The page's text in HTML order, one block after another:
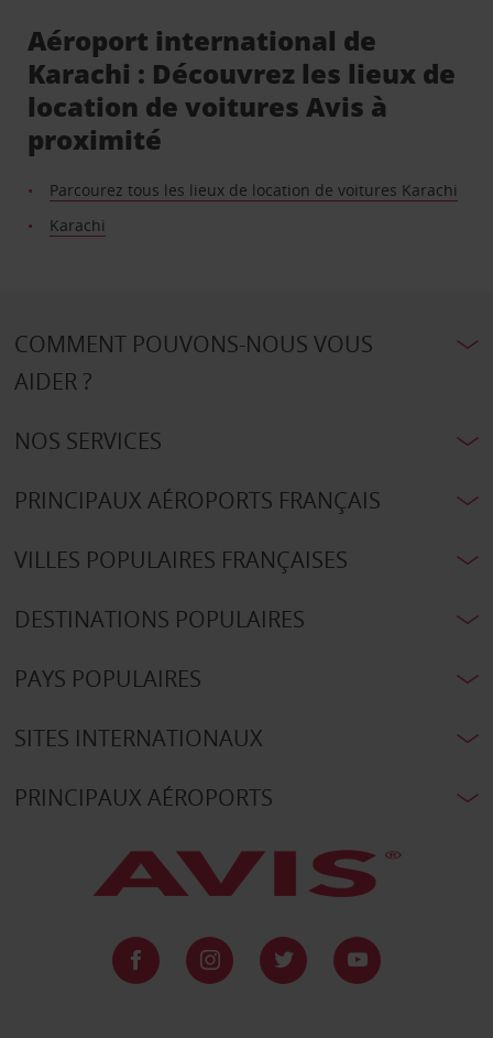
Aéroport international de
Karachi : Découvrez les lieux de
location de voitures Avis à
proximité
Parcourez tous les lieux de location de voitures Karachi
Karachi
COMMENT POUVONS-NOUS VOUS
AIDER ?
NOS SERVICES
PRINCIPAUX AÉROPORTS FRANÇAIS
VILLES POPULAIRES FRANÇAISES
DESTINATIONS POPULAIRES
PAYS POPULAIRES
SITES INTERNATIONAUX
PRINCIPAUX AÉROPORTS